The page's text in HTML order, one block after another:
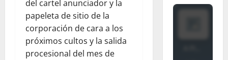
del cartel anunciador y la
papeleta de sitio de la
corporación de cara a los
próximos cultos y la salida
procesional del mes de